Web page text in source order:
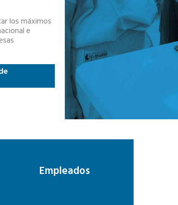
los máximos
e
Empleados